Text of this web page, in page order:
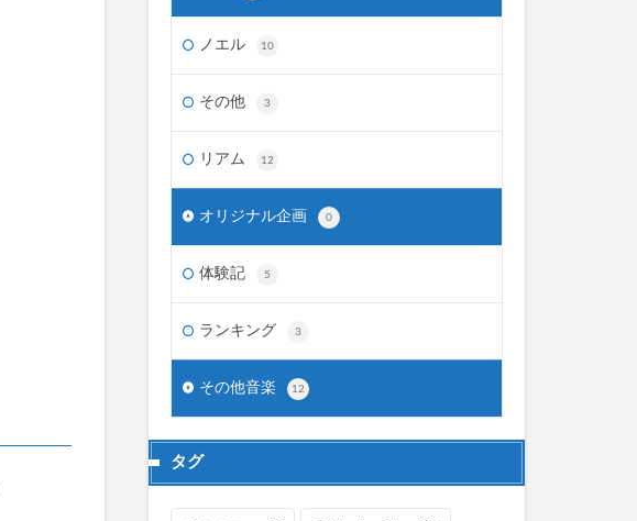
ノエル 10
その他 3
リアム 12
オリジナル企画 0
体験記 5
ランキング 3
その他音楽 12
タグ